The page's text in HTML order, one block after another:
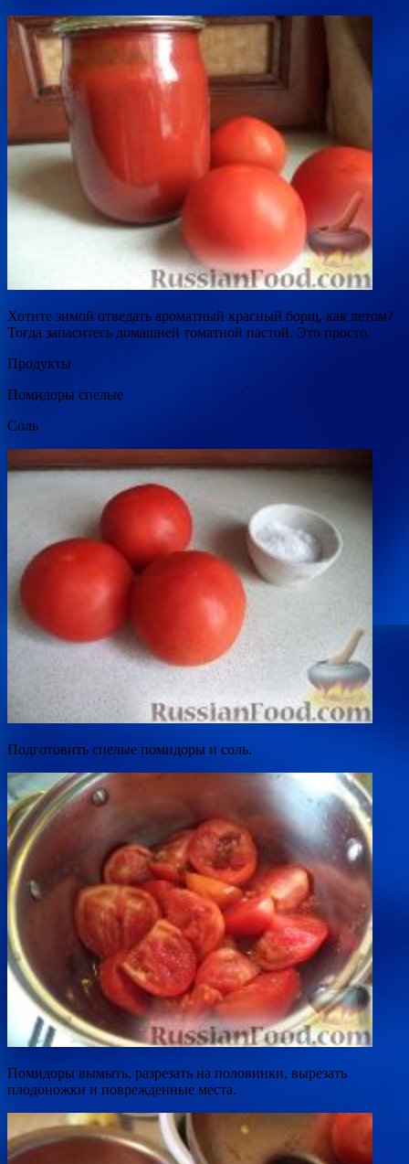
Хотите зимой отведать ароматный красный борщ, как летом?
Тогда запаситесь домашней томатной пастой. Это просто.
Продукты
Помидоры спелые
Соль
Подготовить спелые помидоры и соль.
Помидоры вымыть, разрезать на половинки, вырезать
плодоножки и поврежденные места.